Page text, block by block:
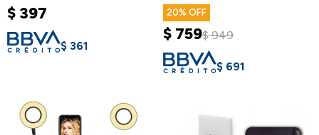
Charge
$ 397
$ 361
20
$ 759$ 949
$ 691